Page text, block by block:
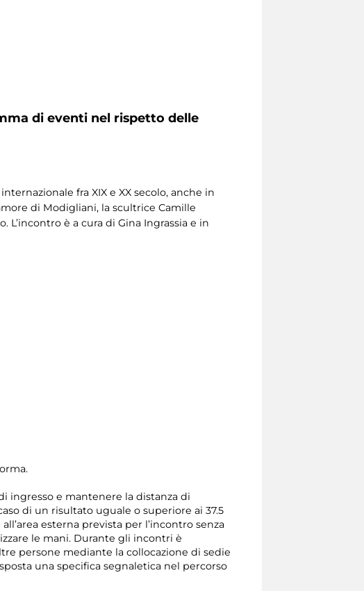
di eventi nel rispetto delle
fra XIX e XX secolo, anche in
di Modigliani, la scultrice Camille
L’incontro è a cura di Gina Ingrassia e in
ingresso e mantenere la distanza di
di un risultato uguale o superiore ai 37.5
esterna prevista per l’incontro senza
le mani. Durante gli incontri è
persone mediante la collocazione di sedie
una specifica segnaletica nel percorso